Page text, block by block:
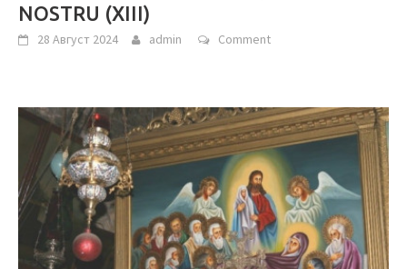
NOSTRU (XIII)
28 Август 2024 admin Comment